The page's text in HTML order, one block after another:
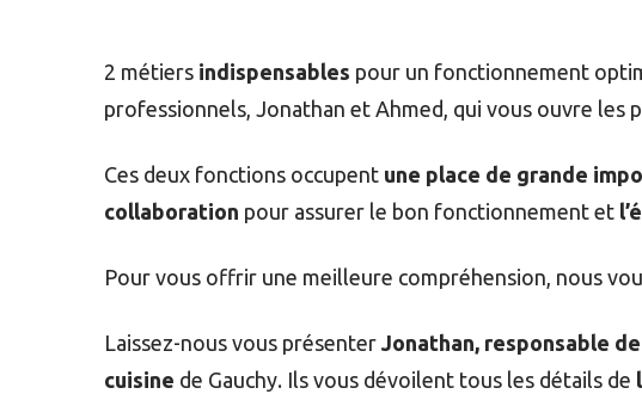
2 métiers indispensables pour un fonctionnement
professionnels, Jonathan et Ahmed, qui vous ouvre les
Ces deux fonctions occupent une place de grande
collaboration pour assurer le bon fonctionnement et
Pour vous offrir une meilleure compréhension, nous
Laissez-nous vous présenter Jonathan, responsable
cuisine de Gauchy. Ils vous dévoilent tous les détails de